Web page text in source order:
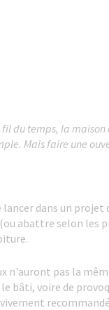
du temps, la
Mais faire une
lancer dans un
abattre selon les
n'auront pas la
voire de